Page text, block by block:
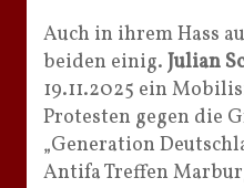
Auch in ihrem Hass
beiden einig. Julian
19.11.2025 ein
Protesten gegen die
„Generation
Antifa Treffen